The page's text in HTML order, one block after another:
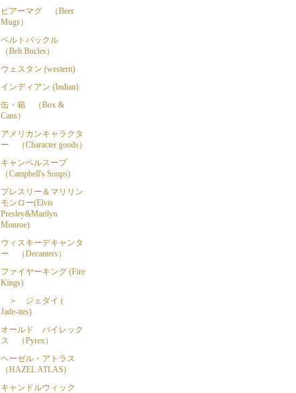
ビアーマグ （Beer
Mugs）
ベルトバックル
（Belt Bucles）
ウェスタン (western)
インディアン (Indian)
缶・箱 （Box &
Cans）
アメリカンキャラクタ
ー （Character goods）
キャンベルスープ
（Campbell's Soups)
プレスリー＆マリリン
モンロー(Elvis
Presley&Marilyn
Monroe)
ウィスキーデキャンタ
ー （Decanters）
ファイヤーキング (Fire
Kings)
＞ ジェダイ (
Jade-ites)
オールド パイレック
ス （Pyrex）
ヘーゼル・アトラス
（HAZEL ATLAS)
キャンドルウィック